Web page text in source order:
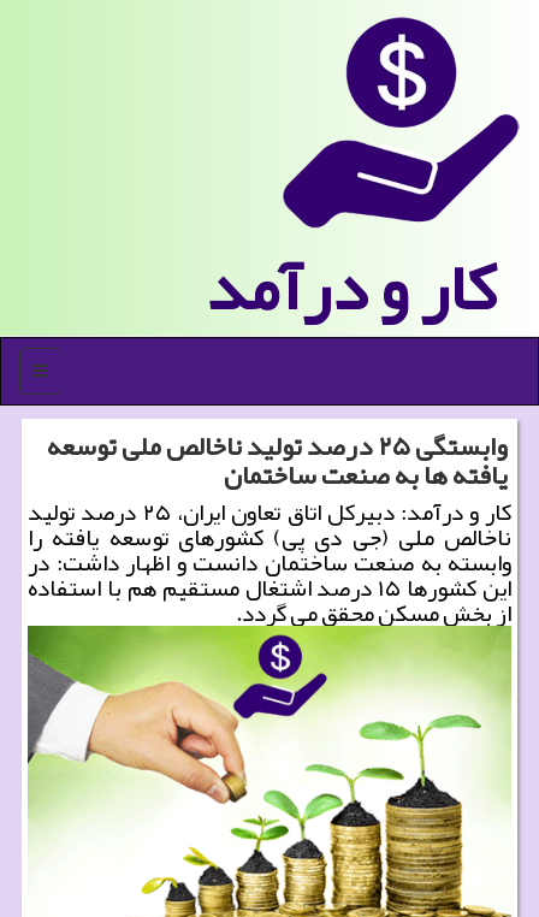
كار و درآمد
منو
وابستگی ۲۵ درصد تولید ناخالص ملی توسعه
یافته ها به صنعت ساختمان
كار و درآمد: دبیركل اتاق تعاون ایران، ۲۵ درصد تولید
ناخالص ملی (جی دی پی) كشورهای توسعه یافته را
وابسته به صنعت ساختمان دانست و اظهار داشت: در
این كشورها ۱۵ درصد اشتغال مستقیم هم با استفاده
از بخش مسكن محقق می گردد.